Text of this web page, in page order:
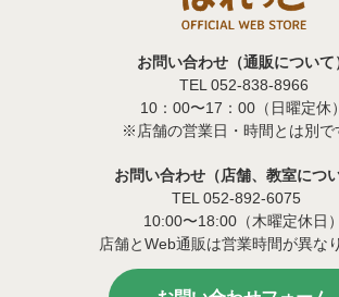
お問い合わせ（通販について
TEL 052-838-8966
10：00〜17：00（日曜定休）
※店舗の営業日・時間とは別で
お問い合わせ（店舗、教室につい
TEL 052-892-6075
10:00〜18:00（木曜定休日）
店舗とWeb通販は営業時間が異な